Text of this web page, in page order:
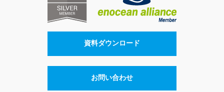
資料ダウンロード
お問い合わせ